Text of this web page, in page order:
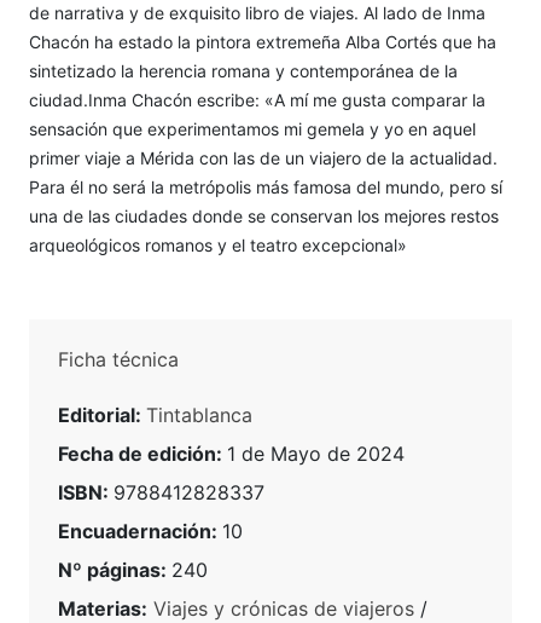
de narrativa y de exquisito libro de viajes. Al lado de Inma
Chacón ha estado la pintora extremeña Alba Cortés que ha
sintetizado la herencia romana y contemporánea de la
ciudad.Inma Chacón escribe: «A mí me gusta comparar la
sensación que experimentamos mi gemela y yo en aquel
primer viaje a Mérida con las de un viajero de la actualidad.
Para él no será la metrópolis más famosa del mundo, pero sí
una de las ciudades donde se conservan los mejores restos
arqueológicos romanos y el teatro excepcional»
Ficha técnica
Editorial: Tintablanca
Fecha de edición: 1 de Mayo de 2024
ISBN: 9788412828337
Encuadernación: 10
Nº páginas: 240
Materias: Viajes y crónicas de viajeros /